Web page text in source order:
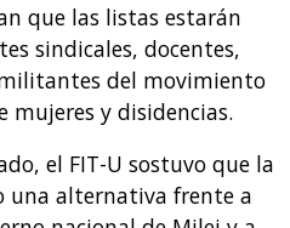
que las listas estarán
sindicales, docentes,
del movimiento
y disidencias.
el FIT-U sostuvo que la
una alternativa frente a